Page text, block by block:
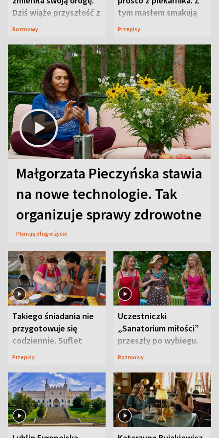
Dziś wiąże przyszłość z
neurobiologią
Rozmowy
tym masłem smakują
jeszcze lepiej
Przepisy
Małgorzata Pieczyńska stawia
na nowe technologie. Tak
organizuje sprawy zdrowotne
Planuję długie życie
Takiego śniadania nie
przygotowuje się
codziennie. Suflet
serowy zachwyca
Przepisy
Uczestniczki
„Sanatorium miłości”
przeszły po wybiegu.
Te stylizacje
Rozmowy